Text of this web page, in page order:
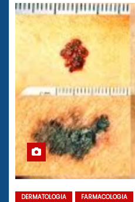
DERMATOLOGIA FARMACOLOGIA